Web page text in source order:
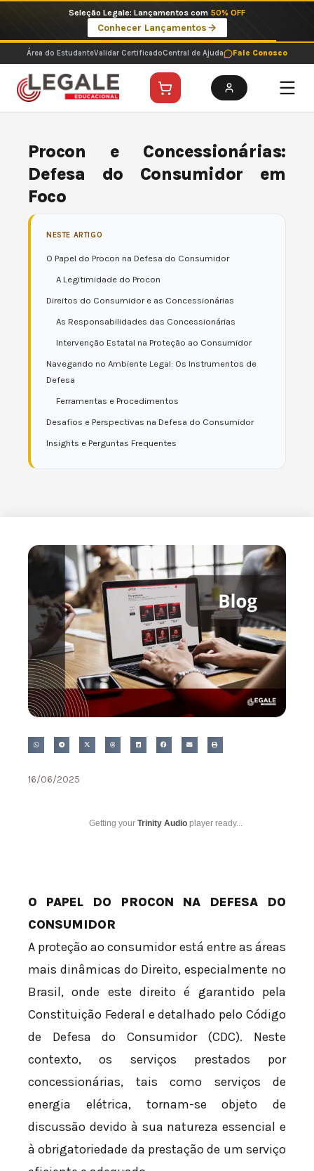
o
conteúdo
Imperdíveis no Pix: Pós Selecionadas a 199 reais no pix em parcela única
Ver ofertas
Área do EstudanteValidar CertificadoCentral de Ajuda Fale Conosco
Procon e Concessionárias:
Defesa do Consumidor em
Foco
NESTE ARTIGO
O Papel do Procon na Defesa do Consumidor
A Legitimidade do Procon
Direitos do Consumidor e as Concessionárias
As Responsabilidades das Concessionárias
Intervenção Estatal na Proteção ao Consumidor
Navegando no Ambiente Legal: Os Instrumentos de
Defesa
Ferramentas e Procedimentos
Desafios e Perspectivas na Defesa do Consumidor
Insights e Perguntas Frequentes
16/06/2025
Getting your Trinity Audio player ready...
O PAPEL DO PROCON NA DEFESA DO
CONSUMIDOR
A proteção ao consumidor está entre as áreas
mais dinâmicas do Direito, especialmente no
Brasil, onde este direito é garantido pela
Constituição Federal e detalhado pelo Código
de Defesa do Consumidor (CDC). Neste
contexto, os serviços prestados por
concessionárias, tais como serviços de
energia elétrica, tornam-se objeto de
discussão devido à sua natureza essencial e
à obrigatoriedade da prestação de um serviço